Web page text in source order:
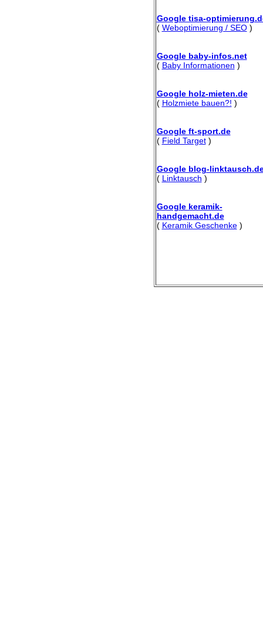
Google tisa-
( Weboptimierung / SEO)
Google baby-infos.net
( Baby Informationen )
Google holz-mieten.de
( Holzmiete bauen?! )
Google ft-sport.de
( Field Target)
Google blog-
( Linktausch )
Google keramik-
handgemacht.de
( Keramik Geschenke)